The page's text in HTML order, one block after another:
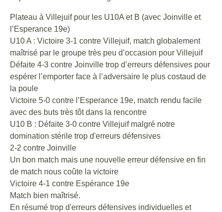
Plateau à Villejuif pour les U10A et B (avec Joinville et
l’Esperance 19e)
U10 A : Victoire 3-1 contre Villejuif, match globalement
maîtrisé par le groupe très peu d’occasion pour Villejuif
Défaite 4-3 contre Joinville trop d’erreurs défensives pour
espérer l’emporter face à l’adversaire le plus costaud de
la poule
Victoire 5-0 contre l’Esperance 19e, match rendu facile
avec des buts très tôt dans la rencontre
U10 B : Défaite 3-0 contre Villejuif malgré notre
domination stérile trop d'erreurs défensives
2-2 contre Joinville
Un bon match mais une nouvelle erreur défensive en fin
de match nous coûte la victoire
Victoire 4-1 contre Espérance 19e
Match bien maîtrisé.
En résumé trop d'erreurs défensives individuelles et